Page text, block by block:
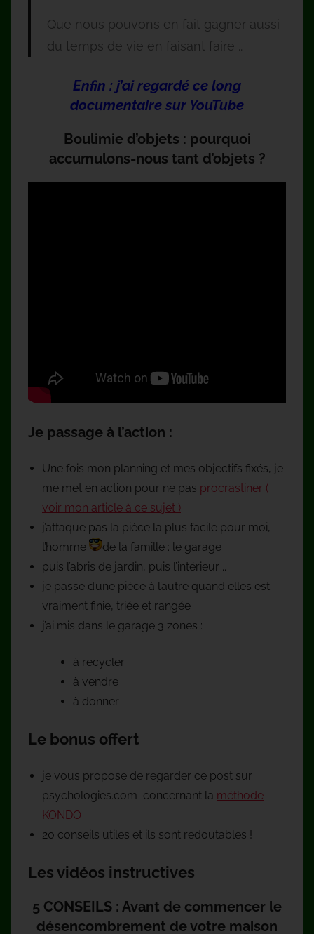
Que nous pouvons en fait gagner aussi
du temps de vie en faisant faire ..
Enfin : j’ai regardé ce long
documentaire sur YouTube
Boulimie d’objets : pourquoi
accumulons-nous tant d’objets ?
Je passage à l’action :
Une fois mon planning et mes objectifs fixés, je
me met en action pour ne pas procrastiner (
voir mon article à ce sujet )
j’attaque pas la pièce la plus facile pour moi,
l’homme
de la famille : le garage
puis l’abris de jardin, puis l’intérieur ..
je passe d’une pièce à l’autre quand elles est
vraiment finie, triée et rangée
j’ai mis dans le garage 3 zones :
à recycler
à vendre
à donner
Le bonus offert
je vous propose de regarder ce post sur
psychologies.com concernant la méthode
KONDO
20 conseils utiles et ils sont redoutables !
Les vidéos instructives
5 CONSEILS : Avant de commencer le
désencombrement de votre maison